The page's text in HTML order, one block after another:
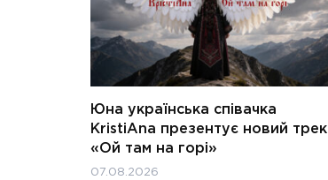
Юна українська співачка
KristiAna презентує новий трек
«Ой там на горі»
07.08.2026